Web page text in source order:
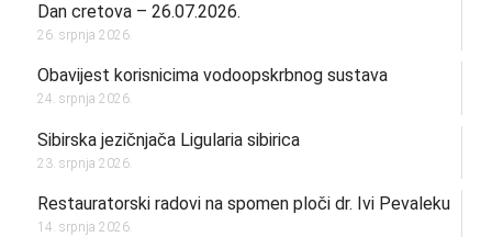
Dan cretova – 26.07.2026.
26. srpnja 2026.
Obavijest korisnicima vodoopskrbnog sustava
24. srpnja 2026.
Sibirska jezičnjača Ligularia sibirica
23. srpnja 2026.
Restauratorski radovi na spomen ploči dr. Ivi Pevaleku
14. srpnja 2026.